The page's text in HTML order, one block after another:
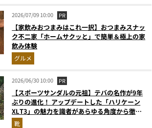
2026/07/09 10:00 PR
【家飲みおつまみはこれ一択】おつまみスナッ
ク不二家「ホームサクッと」で簡単＆極上の家
飲み体験
グルメ
2026/06/30 10:00 PR
【スポーツサンダルの元祖】テバの名作が9年
ぶりの進化！ アップデートした「ハリケーン
XLT3」の魅力を識者があらゆる角度から徹底
解説！
靴